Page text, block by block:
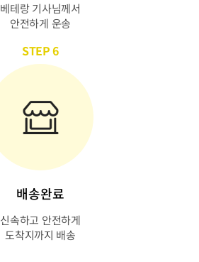
베테랑 기사님께서
안전하게 운송
STEP 6
배송완료
신속하고 안전하게
도착지까지 배송